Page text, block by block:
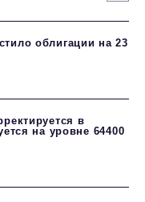
облигации на 23
в
на уровне 64400